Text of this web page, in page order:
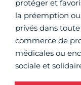
protéger et
la préemption
privés dans
commerce de
médicales ou
sociale et